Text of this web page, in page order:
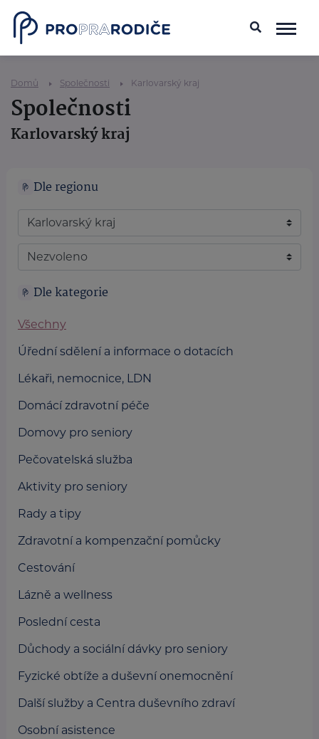
Domů Společnosti Karlovarský kraj
Společnosti
Karlovarský kraj
Dle regionu
Dle kategorie
Všechny
Úřední sdělení a informace o dotacích
Lékaři, nemocnice, LDN
Domácí zdravotní péče
Domovy pro seniory
Pečovatelská služba
Aktivity pro seniory
Rady a tipy
Zdravotní a kompenzační pomůcky
Cestování
Lázně a wellness
Poslední cesta
Důchody a sociální dávky pro seniory
Fyzické obtíže a duševní onemocnění
Další služby a Centra duševního zdraví
Osobní asistence